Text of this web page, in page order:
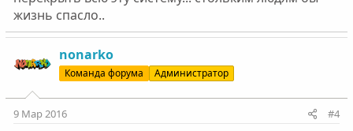
жизнь спасло..
nonarko
Команда форума Администратор
9 Мар 2016 #4